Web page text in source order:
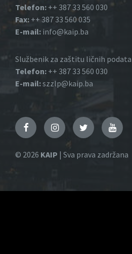
Telefon: ++ 387 33 560 030
Fax: ++ 387 33 560 035
E-mail: info@kaip.ba
Službenik za zaštitu ličnih
Telefon: ++ 387 33 560 030
E-mail:szzlp@kaip.ba
FacebookInstagramTwitter
© 2026 KAIP | Sva prava zadržana